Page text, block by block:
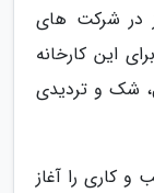
در شرکت های
برای این کارخانه
شک و تردیدی
و کاری را آغاز